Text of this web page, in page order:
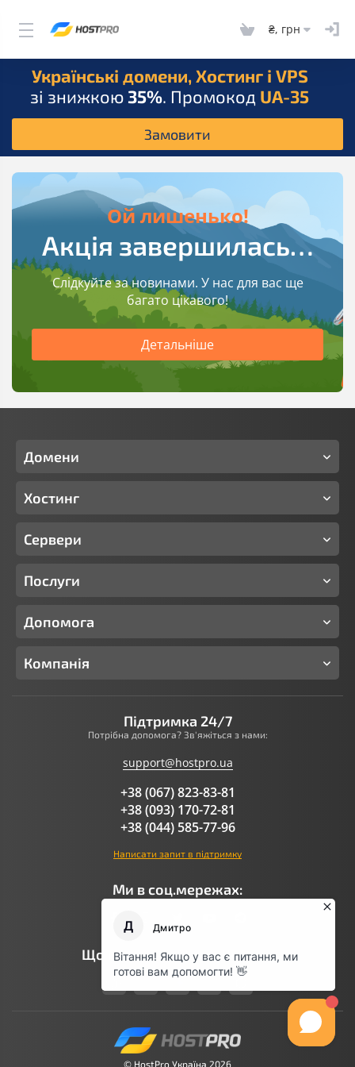
₴, грн
Українські домени, Хостинг і VPS
зі знижкою 35%. Промокод UA-35
Замовити
Ой лишенько!
Акція завершилась…
Слідкуйте за новинами. У нас для вас ще
багато цікавого!
Детальніше
© HostPro Україна 2026
Домени
Хостинг
Сервери
Послуги
Допомога
Компанія
Підтримка 24/7
Потрібна допомога? Зв'яжіться з нами:
support@hostpro.ua
+38 (067) 823-83-81
+38 (093) 170-72-81
+38 (044) 585-77-96
Написати запит в підтримку
Ми в соц.мережах:
Що говорить AI про Hostpro